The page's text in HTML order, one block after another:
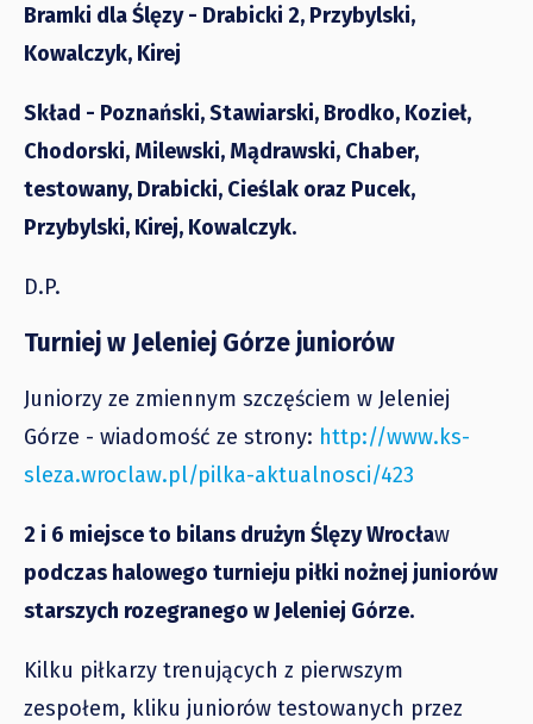
Bramki dla Ślęzy - Drabicki 2, Przybylski,
Kowalczyk, Kirej
Skład - Poznański, Stawiarski, Brodko, Kozieł,
Chodorski, Milewski, Mądrawski, Chaber,
testowany, Drabicki, Cieślak oraz Pucek,
Przybylski, Kirej, Kowalczyk.
D.P.
Turniej w Jeleniej Górze juniorów
Juniorzy ze zmiennym szczęściem w Jeleniej
Górze - wiadomość ze strony: http://www.ks-
sleza.wroclaw.pl/pilka-aktualnosci/423
2 i 6 miejsce to bilans drużyn Ślęzy Wrocław
podczas halowego turnieju piłki nożnej juniorów
starszych rozegranego w Jeleniej Górze.
Kilku piłkarzy trenujących z pierwszym
zespołem, kliku juniorów testowanych przez